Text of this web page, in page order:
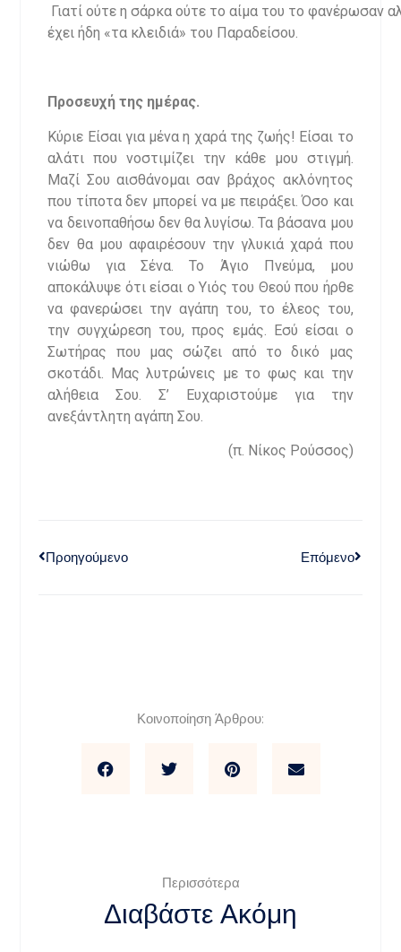
Γιατί ούτε η σάρκα ούτε το αίμα του το φανέρωσαν
έχει ήδη «τα κλειδιά» του Παραδείσου.
Προσευχή της ημέρας.
Κύριε Είσαι για μένα η χαρά της ζωής! Είσαι το
αλάτι που νοστιμίζει την κάθε μου στιγμή.
Μαζί Σου αισθάνομαι σαν βράχος ακλόνητος
που τίποτα δεν μπορεί να με πειράξει. Όσο και
να δεινοπαθήσω δεν θα λυγίσω. Τα βάσανα μου
δεν θα μου αφαιρέσουν την γλυκιά χαρά που
νιώθω για Σένα. Το Άγιο Πνεύμα, μου
αποκάλυψε ότι είσαι ο Υιός του Θεού που ήρθε
να φανερώσει την αγάπη του, το έλεος του,
την συγχώρεση του, προς εμάς. Εσύ είσαι ο
Σωτήρας που μας σώζει από το δικό μας
σκοτάδι. Μας λυτρώνεις με το φως και την
αλήθεια Σου. Σ’ Ευχαριστούμε για την
ανεξάντλητη αγάπη Σου.
(π. Νίκος Ρούσσος)
Προηγούμενο Επόμενο
Κοινοποίηση Άρθρου:
Περισσότερα
Διαβάστε Ακόμη